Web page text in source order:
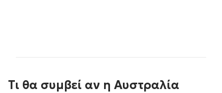
Τι θα συμβεί αν η Αυστραλία